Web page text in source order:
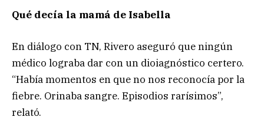
Qué decía la mamá de Isabella
En diálogo con TN, Rivero aseguró que ningún
médico lograba dar con un dioiagnóstico certero.
“Había momentos en que no nos reconocía por la
fiebre. Orinaba sangre. Episodios rarísimos”,
relató.